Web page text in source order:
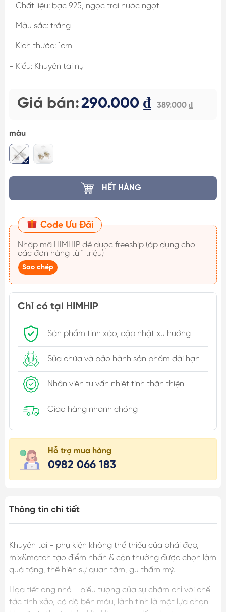
- Chất liệu: bạc 925, ngọc trai nước ngọt
- Màu sắc: trắng
- Kích thước: 1cm
- Kiểu: Khuyên tai nụ
Giá bán:290.000 ₫ 389.000 ₫
màu
HẾT HÀNG
Code Ưu Đãi
Nhập mã HIMHIP
các đơn hàng từ 1 triệu)
Sao chép
Chỉ có tại HIMHIP
Sản phẩm tinh xảo, cập nhật xu hướng
Sửa chữa và bảo hành sản phẩm dài hạn
Nhân viên tư vấn nhiệt tình thân thiện
Giao hàng nhanh chóng
Hỗ trợ mua hàng
0982 066 183
Thông tin chi tiết
Khuyên tai - phụ kiện không thể thiếu của phái đẹp,
mix&match tạo điểm nhấn & còn thường được chọn làm
quà tặng, thể hiện sự quan tâm, gu thẩm mỹ.
Họa tiết ong nhỏ - biểu tượng của sự chăm chỉ với chế
tác tinh xảo, có độ bền màu, lành tính là một lựa chọn